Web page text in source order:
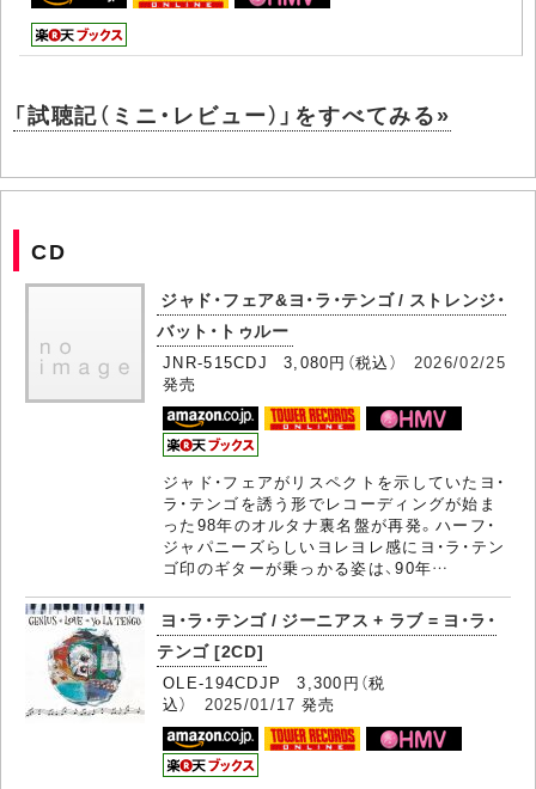
「試聴記（ミニ・レビュー）」をすべてみる»
CD
ジャド・フェア&ヨ・ラ・テンゴ / ストレンジ・
バット・トゥルー
JNR-515CDJ 3,080円（税込） 2026/02/25
発売
ジャド・フェアがリスペクトを示していたヨ・
ラ・テンゴを誘う形でレコーディングが始ま
った98年のオルタナ裏名盤が再発。ハーフ・
ジャパニーズらしいヨレヨレ感にヨ・ラ・テン
ゴ印のギターが乗っかる姿は、90年…
ヨ・ラ・テンゴ / ジーニアス + ラブ = ヨ・ラ・
テンゴ [2CD]
OLE-194CDJP 3,300円（税
込） 2025/01/17 発売